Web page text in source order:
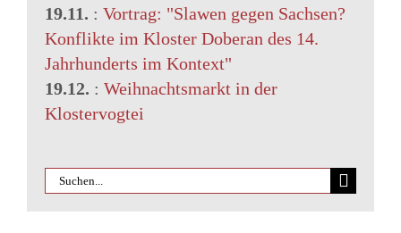
19.11. : Vortrag: "Slawen gegen Sachsen?
Konflikte im Kloster Doberan des 14.
Jahrhunderts im Kontext"
19.12. : Weihnachtsmarkt in der
Klostervogtei